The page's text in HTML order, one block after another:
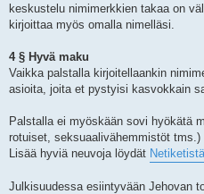
keskustelu nimimerkkien takaa on
kirjoittaa myös omalla nimelläsi.
4 § Hyvä maku
Vaikka palstalla kirjoitellaankin
asioita, joita et pystyisi kasvokkain
Palstalla ei myöskään sovi hyökätä
rotuiset, seksuaalivähemmistöt tms.)
Lisää hyviä neuvoja löydät Netiketistä
Julkisuudessa esiintyvään Jehovan